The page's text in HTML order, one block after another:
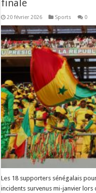
finale
20 février 2026 Sports 0
Les 18 supporters sénégalais
incidents survenus mi-janvier lors